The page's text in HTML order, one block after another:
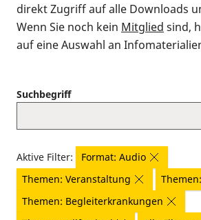
direkt Zugriff auf alle Downloads
Wenn Sie noch kein Mitglied sind,
auf eine Auswahl an
Suchbegriff
Aktive Filter:
Format: Audio
Themen: Veranstaltung
Themen: Begleiterkrankungen